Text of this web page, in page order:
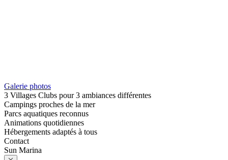
Galerie photos
3 Villages Clubs pour 3 ambiances différentes
Campings proches de la mer
Parcs aquatiques reconnus
Animations quotidiennes
Hébergements adaptés à tous
Contact
Sun Marina